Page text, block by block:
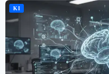
KI